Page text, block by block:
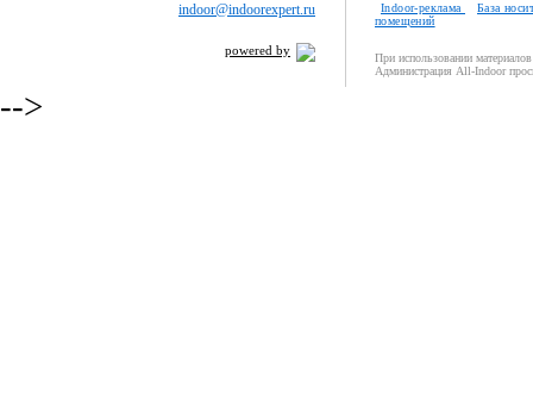
indoor@indoorexpert.ru
powered by
Indoor-реклама
База
помещений
При использовании
Администрация All-Indoor
-->